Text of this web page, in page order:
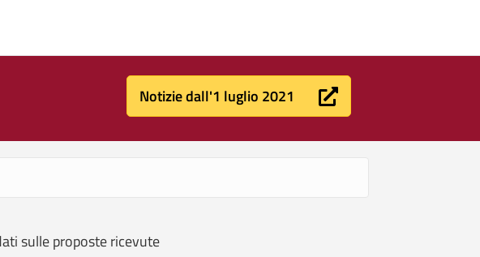
Notizie dall'1 luglio 2021
sulle proposte ricevute